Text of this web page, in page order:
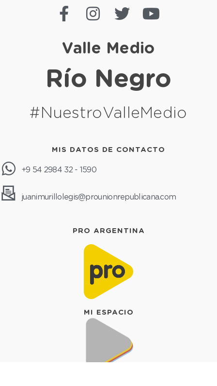
disponibles de esa Comisión de Fomento al
31 de marzo de 2025, fondos que recibió
2024 y primer trimestre de 2025, entre
Leer más
Pedido de Informe: contrato
suscripto con la Consultora
Yinyang Consulting
por
Juani Murillo
Pedidos de informe
Al Poder Ejecutivo, Ministerio de Hacienda
y a la Unidad Provincial de Coordinación y
Ejecución del Financimiento Externo -
UPCEFE-, referido al contrato suscripto con
la Consultora Yinyang Consulting, en el